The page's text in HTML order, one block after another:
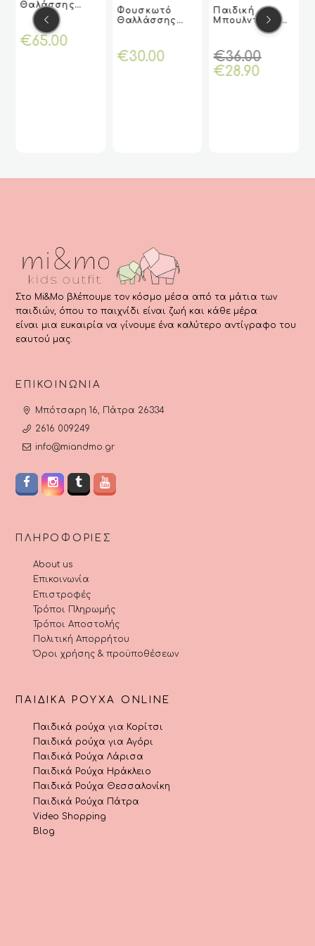
VIEW
VIEW
ΕΡΑ
ΕΡΑ
Θαλάσσης
€65.00
VIEW
VIEW
ΠΕΡΙΣΣΌΤ
ΕΡΑ
ΠΕΡΙΣΣΌΤ
ΕΡΑ
Φουσκωτό
Θαλλάσσης
€30.00
VIEW
VIEW
ΠΕΡΙΣΣΌΤ
ΕΡΑ
ΠΕΡΙΣΣΌΤ
ΕΡΑ
Παιδική
Μπουλντόζα Με
Φώτα Και
Toystar.
€36.00
€28.90Η
Στο Mi&Mo βλέπουμε τον κόσμο μέσα από τα μάτια των
παιδιών, όπου το παιχνίδι είναι ζωή και κάθε μέρα
είναι μια ευκαιρία να γίνουμε ένα καλύτερο αντίγραφο του
εαυτού μας.
ΕΠΙΚΟΙΝΩΝΊΑ
Μπότσαρη 16, Πάτρα 26334
2616 009249
info@miandmo.gr
ΠΛΗΡΟΦΟΡΊΕΣ
About us
Επικοινωνία
Επιστροφές
Τρόποι Πληρωμής
Τρόποι Αποστολής
Πολιτική Απορρήτου
Όροι χρήσης & προϋποθέσεων
ΠΑΙΔΙΚΆ ΡΟΎΧΑ ONLINE
Παιδικά ρούχα για Κορίτσι
Παιδικά ρούχα για Αγόρι
Παιδικά Ρούχα Λάρισα
Παιδικά Ρούχα Ηράκλειο
Παιδικά Ρούχα Θεσσαλονίκη
Παιδικά Ρούχα Πάτρα
Video Shopping
Blog